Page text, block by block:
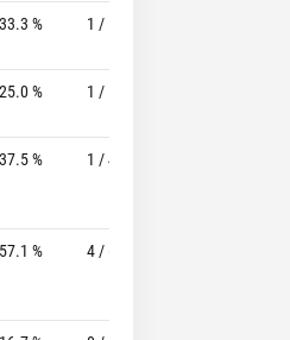
33.3 % 1 / 5
25.0 % 1 / 5
37.5 % 1 / 4
57.1 % 4 / 6